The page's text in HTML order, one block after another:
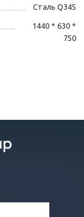
Сталь Q345
1440 * 630 *
750